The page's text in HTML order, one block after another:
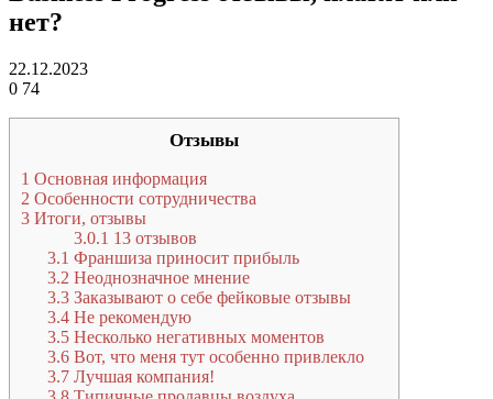
нет?
22.12.2023
0 74
Отзывы
1 Основная информация
2 Особенности сотрудничества
3 Итоги, отзывы
3.0.1 13 отзывов
3.1 Франшиза приносит прибыль
3.2 Неоднозначное мнение
3.3 Заказывают о себе фейковые отзывы
3.4 Не рекомендую
3.5 Несколько негативных моментов
3.6 Вот, что меня тут особенно привлекло
3.7 Лучшая компания!